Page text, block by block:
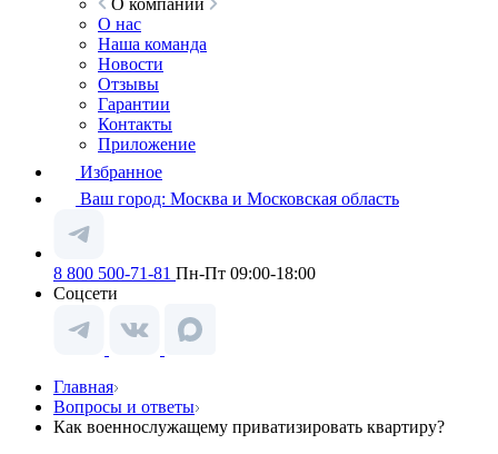
О компании
О нас
Наша команда
Новости
Отзывы
Гарантии
Контакты
Приложение
Избранное
Ваш город: Москва и Московская область
8 800 500-71-81 Пн-Пт 09:00-18:00
Соцсети
Главная
Вопросы и ответы
Как военнослужащему приватизировать квартиру?